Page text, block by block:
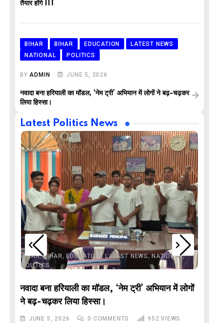
तैयार होंगे IIT
BIHAR BIHAR EDUCATION
LATEST NEWS
NATIONAL
POLITICS
BYADMIN JUNE 5, 2026
नवादा बना हरियाली का मॉडल, ‘नेम ट्री’ अभियान में लोगों ने बढ़-चढ़कर
लिया हिस्सा।
Latest Politics News
BIHAR,BIHAR, EDUCATION,LATEST NEWS,NATIONAL,
POLITICS
नवादा बना हरियाली का मॉडल, ‘नेम ट्री’ अभियान में लोगों
ने बढ़-चढ़कर लिया हिस्सा।
JUNE 5, 2026 0 COMMENTS 952 VIEWS